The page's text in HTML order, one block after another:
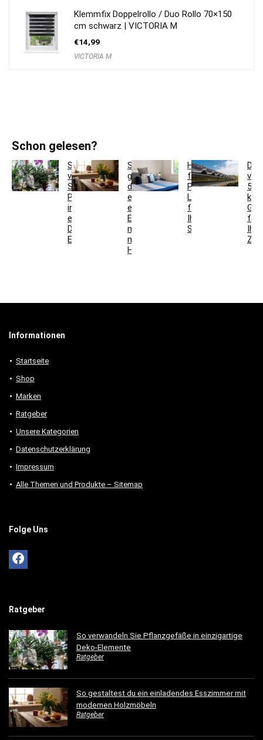
Klemmfix Doppelrollo / Duo Rollo 70×150
cm schwarz | VICTORIA M
€14,99
VICTORIA M
Schon gelesen?
So
verwandeln
Sie
Pflanzgefäße
in
einzigartige
Deko-
Elemente
So
gestaltest
du
ein
einladendes
Esszimmer
mit
modernen
Holzmöbeln
Hotelbettwäsche
für
Privatkunden:
Luxus
für
Ihr
Schlafzimmer
5
für
Ihr
Informationen
Startseite
Shop
Marken
Ratgeber
Unsere Kategorien
Datenschutzerklärung
Impressum
Alle Themen und Produkte – Sitemap
Folge Uns
Ratgeber
So verwandeln Sie Pflanzgefäße in einzigartige
Deko-Elemente
Ratgeber
So gestaltest du ein einladendes Esszimmer mit
modernen Holzmöbeln
Ratgeber